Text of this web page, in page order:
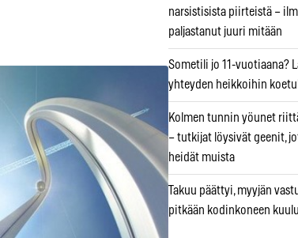
narsistisista piirteistä –
paljastanut juuri mitään
Sometili jo 11-vuotiaana?
yhteyden heikkoihin
Kolmen tunnin yöunet
– tutkijat löysivät geenit,
heidät muista
Takuu päättyi, myyjän
pitkään kodinkoneen